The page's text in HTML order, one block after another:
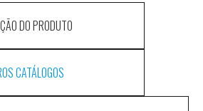
DO PRODUTO
CATÁLOGOS